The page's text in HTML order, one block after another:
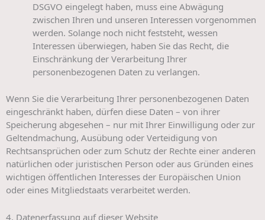
DSGVO eingelegt haben, muss eine Abwägung
zwischen Ihren und unseren Interessen vorgenommen
werden. Solange noch nicht feststeht, wessen
Interessen überwiegen, haben Sie das Recht, die
Einschränkung der Verarbeitung Ihrer
personenbezogenen Daten zu verlangen.
Wenn Sie die Verarbeitung Ihrer personenbezogenen Daten
eingeschränkt haben, dürfen diese Daten – von ihrer
Speicherung abgesehen – nur mit Ihrer Einwilligung oder zur
Geltendmachung, Ausübung oder Verteidigung von
Rechtsansprüchen oder zum Schutz der Rechte einer anderen
natürlichen oder juristischen Person oder aus Gründen eines
wichtigen öffentlichen Interesses der Europäischen Union
oder eines Mitgliedstaats verarbeitet werden.
4. Datenerfassung auf dieser Website